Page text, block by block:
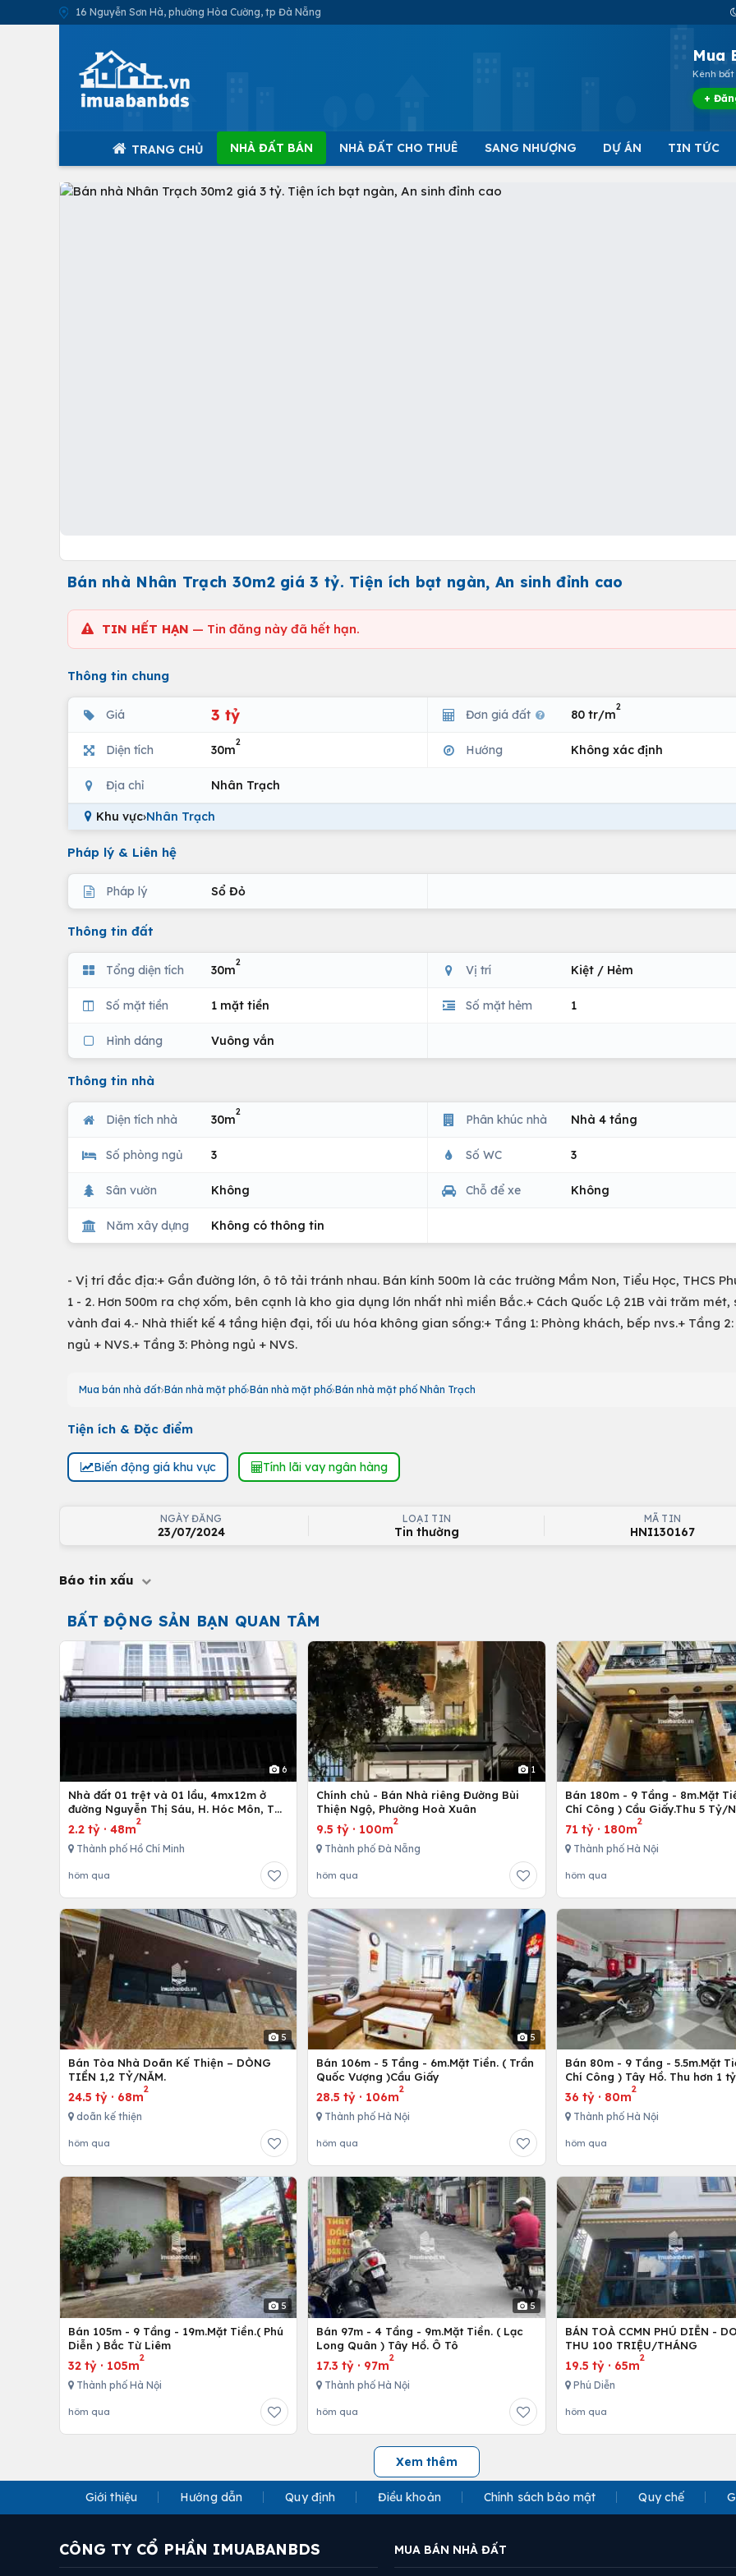
16 Nguyễn Sơn Hà, phường Hòa Cường, tp Đà Nẵng
Mua
Kênh bất
+
TRANG CHỦ NHÀ ĐẤT BÁN NHÀ ĐẤT CHO THUÊ SANG NHƯỢNG DỰ ÁN TIN TỨC
Bán nhà Nhân Trạch 30m2 giá 3 tỷ. Tiện ích bạt ngàn, An sinh đỉnh cao
TIN HẾT HẠN — Tin đăng này đã hết hạn.
Thông tin chung
Giá 3 tỷ Đơn giá đất 80 tr/m
2
Diện tích 30m
2
Hướng Không xác định
Địa chỉ Nhân Trạch
Khu vực›Nhân Trạch
Pháp lý & Liên hệ
Pháp lý Sổ Đỏ
Thông tin đất
Tổng diện tích 30m
2
Vị trí Kiệt / Hẻm
Số mặt tiền 1 mặt tiền Số mặt hẻm 1
Hình dáng Vuông vắn
Thông tin nhà
Diện tích nhà 30m
2
Phân khúc nhà Nhà 4 tầng
Số phòng ngủ 3 Số WC 3
Sân vườn Không Chỗ để xe Không
Năm xây dựng Không có thông tin
- Vị trí đắc địa:+ Gần đường lớn, ô tô tải tránh nhau. Bán kính 500m là các trường Mầm Non, Tiểu Học, THCS
1 - 2. Hơn 500m ra chợ xốm, bên cạnh là kho gia dụng lớn nhất nhì miền Bắc.+ Cách Quốc Lộ 21B vài trăm mét,
vành đai 4.- Nhà thiết kế 4 tầng hiện đại, tối ưu hóa không gian sống:+ Tầng 1: Phòng khách, bếp nvs.+ Tầng 2:
ngủ + NVS.+ Tầng 3: Phòng ngủ + NVS.
Mua bán nhà đất Bán nhà mặt phố Bán nhà mặt phố Bán nhà mặt phố Nhân Trạch
Tiện ích & Đặc điểm
Biến động giá khu vực Tính lãi vay ngân hàng
NGÀY ĐĂNG
23/07/2024
LOẠI TIN
Tin thường
MÃ TIN
HNI130167
Báo tin xấu
BẤT ĐỘNG SẢN BẠN QUAN TÂM
6
Nhà đất 01 trệt và 01 lầu, 4mx12m ở
đường Nguyễn Thị Sáu, H. Hóc Môn, Tp.
Hồ Chí Minh
2.2 tỷ · 48m
2
Thành phố Hồ Chí Minh
hôm qua
1
Chính chủ - Bán Nhà riêng Đường Bùi
Thiện Ngộ, Phường Hoà Xuân
9.5 tỷ · 100m
2
Thành phố Đà Nẵng
hôm qua
Bán 180m - 9 Tầng - 8m.Mặt
Chí Công ) Cầu Giấy.Thu 5 Tỷ/
71 tỷ· 180m
2
Thành phố Hà Nội
hôm qua
5
Bán Tòa Nhà Doãn Kế Thiện – DÒNG
TIỀN 1,2 TỶ/NĂM.
24.5 tỷ · 68m
2
doãn kế thiện
hôm qua
5
Bán 106m - 5 Tầng - 6m.Mặt Tiền. ( Trần
Quốc Vượng )Cầu Giấy
28.5 tỷ · 106m
2
Thành phố Hà Nội
hôm qua
Bán 80m - 9 Tầng - 5.5m.Mặt
Chí Công ) Tây Hồ. Thu hơn 1
36 tỷ· 80m
2
Thành phố Hà Nội
hôm qua
5
Bán 105m - 9 Tầng - 19m.Mặt Tiền.( Phú
Diễn ) Bắc Từ Liêm
32 tỷ · 105m
2
Thành phố Hà Nội
hôm qua
5
Bán 97m - 4 Tầng - 9m.Mặt Tiền. ( Lạc
Long Quân ) Tây Hồ. Ô Tô
17.3 tỷ · 97m
2
Thành phố Hà Nội
hôm qua
BÁN TOÀ CCMN PHÚ DIỄN -
THU 100 TRIỆU/THÁNG
19.5 tỷ· 65m
2
Phú Diễn
hôm qua
Xem thêm
Giới thiệu Hướng dẫn Quy định Điều khoản Chính sách bảo mật Quy chế
CÔNG TY CỔ PHẦN IMUABANBDS MUA BÁN NHÀ ĐẤT